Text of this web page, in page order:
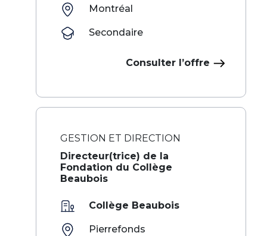
Montréal
Secondaire
Consulter l’offre
GESTION ET DIRECTION
Directeur(trice) de la
Fondation du Collège
Beaubois
Collège Beaubois
Pierrefonds